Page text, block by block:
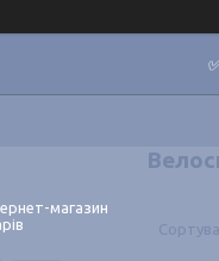
магазин